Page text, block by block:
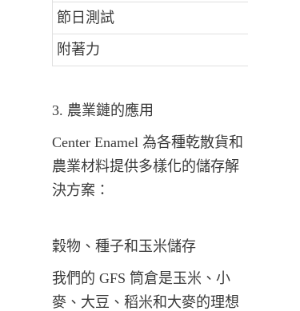
節日測試
附著力
3. 農業鏈的應用
Center Enamel 為各種乾散貨和
農業材料提供多樣化的儲存解
決方案：
穀物、種子和玉米儲存
我們的 GFS 筒倉是玉米、小
麥、大豆、稻米和大麥的理想